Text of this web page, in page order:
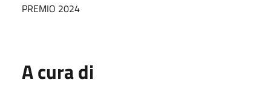
PREMIO 2024
A cura di